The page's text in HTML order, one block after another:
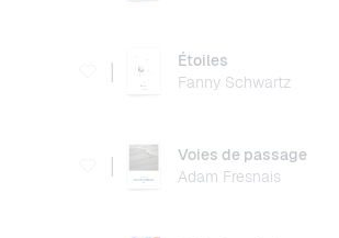
|
Étoiles
Fanny Schwartz
|
Voies de passage
Adam Fresnais